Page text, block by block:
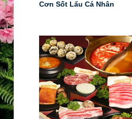
Cơn Sốt Lẩu Cá Nhân